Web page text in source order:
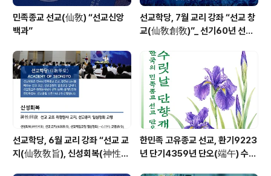
민족종교 선교(仙敎) “선교신앙
백과”
선교학당, 7월 교리 강좌 “선교 창
교(仙敎創敎)”_ 선기60년 선교
선교학당, 6월 교리 강좌 “선교 교
지(仙敎敎旨), 신성회복(神性回
한민족 고유종교 선교, 환기9223
년 단기4359년 단오(端午) 수릿